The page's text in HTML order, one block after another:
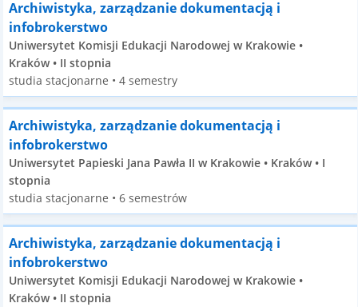
Archiwistyka, zarządzanie dokumentacją i
infobrokerstwo
Uniwersytet Komisji Edukacji Narodowej w Krakowie •
Kraków • II stopnia
studia stacjonarne • 4 semestry
Archiwistyka, zarządzanie dokumentacją i
infobrokerstwo
Uniwersytet Papieski Jana Pawła II w Krakowie • Kraków • I
stopnia
studia stacjonarne • 6 semestrów
Archiwistyka, zarządzanie dokumentacją i
infobrokerstwo
Uniwersytet Komisji Edukacji Narodowej w Krakowie •
Kraków • II stopnia